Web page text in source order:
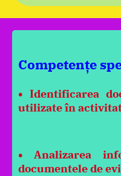
Competențe
• Identificarea
utilizate în
• Analizarea
documentele de